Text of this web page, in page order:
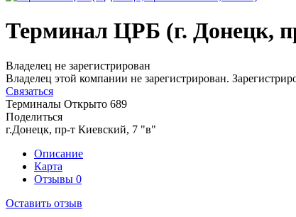
Терминал ЦРБ (г. Донецк,
Владелец не зарегистрирован
Владелец этой компании не зарегистрирован.
Связаться
Терминалы Открыто 689
Поделиться
г.Донецк, пр-т Киевский, 7 "в"
Описание
Карта
Отзывы 0
Оставить отзыв